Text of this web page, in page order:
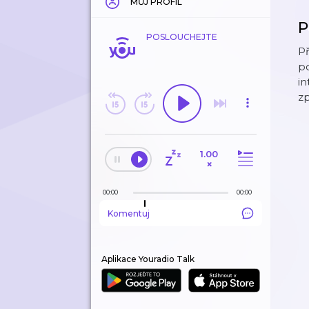
POSLOUCHEJTE
1.00
×
00:00 00:00
Komentuj
Aplikace Youradio Talk